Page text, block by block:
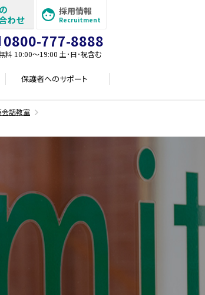
わせ
採用情報
Recruitment
0800-777-8888
料 10:00〜19:00 土･日･祝含む
保護者へのサポート
話教室